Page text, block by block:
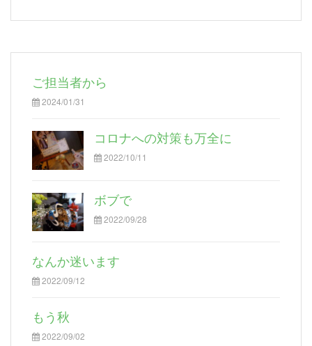
ご担当者から
2024/01/31
コロナへの対策も万全に
2022/10/11
ボブで
2022/09/28
なんか迷います
2022/09/12
もう秋
2022/09/02